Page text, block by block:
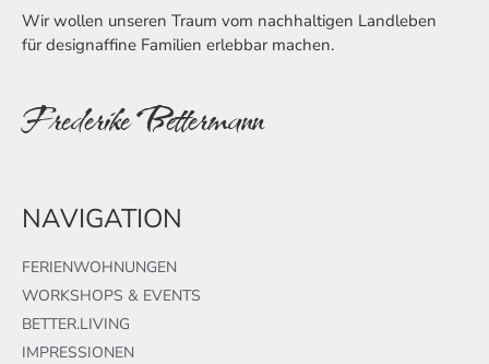
Wir wollen unseren Traum vom nachhaltigen Landleben
für designaffine Familien erlebbar machen.
Frederike Bettermann
NAVIGATION
FERIENWOHNUNGEN
WORKSHOPS & EVENTS
BETTER.LIVING
IMPRESSIONEN